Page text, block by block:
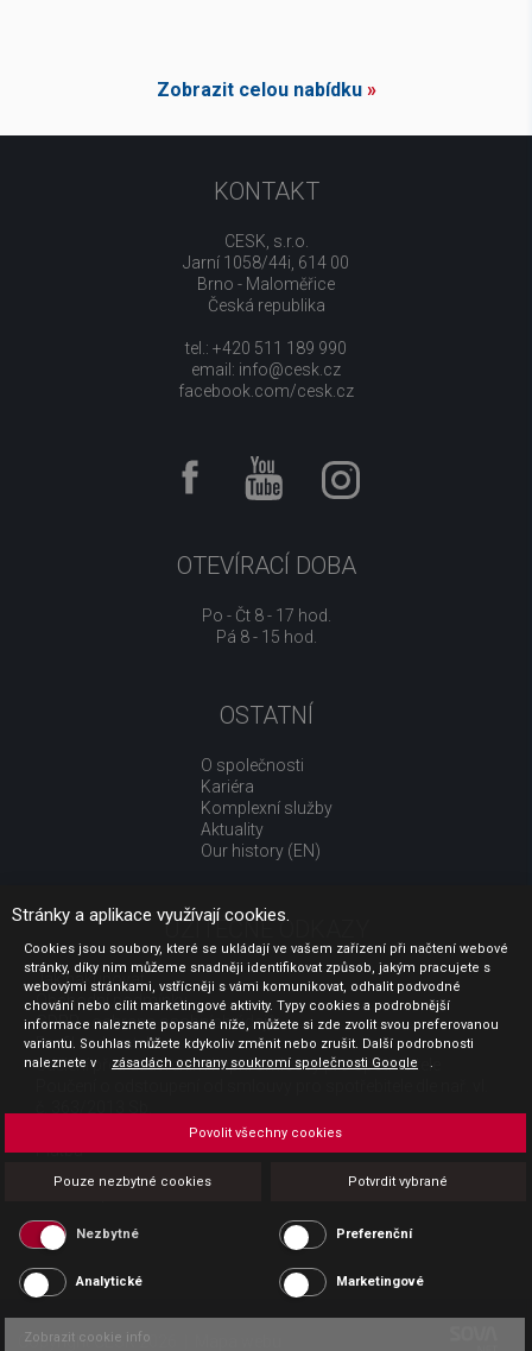
Zobrazit celou nabídku»
KONTAKT
CESK, s.r.o.
Jarní 1058/44i, 614 00
Brno - Maloměřice
Česká republika
tel.: +420 511 189 990
email: info@cesk.cz
facebook.com/cesk.cz
OTEVÍRACÍ DOBA
Po - Čt 8 - 17 hod.
Pá 8 - 15 hod.
OSTATNÍ
O společnosti
Kariéra
Komplexní služby
Aktuality
Our history (EN)
UŽITEČNÉ ODKAZY
Jak nakupovat
Obchodní podmínky
GDPR - ochrana osobních údajů
Profil zadavatele
Sdělení před uzavřením kupní smlouvy pro spotřebitele
Platba
Povinná publicita
Copyright CESK 2026 |
Stránky a aplikace využívají cookies.
Cookies jsou soubory, které se ukládají ve vašem zařízení při načtení webové
stránky, díky nim můžeme snadněji identifikovat způsob, jakým pracujete s
webovými stránkami, vstřícněji s vámi komunikovat, odhalit podvodné
chování nebo cílit marketingové aktivity. Typy cookies a podrobnější
informace naleznete popsané níže, můžete si zde zvolit svou preferovanou
variantu. Souhlas můžete kdykoliv změnit nebo zrušit. Další podrobnosti
naleznete v
zásadách ochrany soukromí společnosti Google .
Pouze nezbytné cookies Potvrdit vybrané
Povolit všechny cookies
Nezbytné Preferenční
Analytické Marketingové
Zobrazit cookie info